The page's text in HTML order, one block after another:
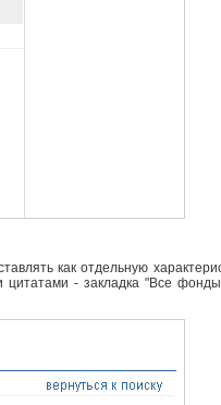
как отдельную
цитатами - закладка "Все